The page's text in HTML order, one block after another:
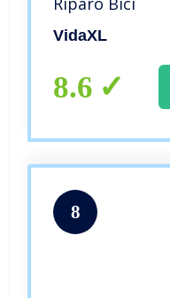
VidaXL
8.6
8